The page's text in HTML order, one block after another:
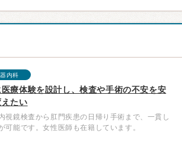
内科
療体験を設計し、検査や手術の不安を安
たい
視鏡検査から肛門疾患の日帰り手術まで、一貫し
可能です。女性医師も在籍しています。